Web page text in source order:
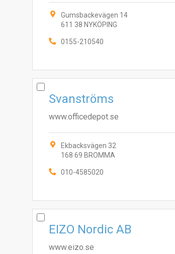
Gumsbackevägen 14
611 38 NYKÖPING
0155-210540
Svanströms
www.officedepot.se
Ekbacksvägen 32
168 69 BROMMA
010-4585020
EIZO Nordic AB
www.eizo.se